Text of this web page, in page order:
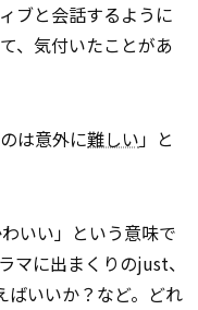
ブと会話するように
、気付いたことがあ
は意外に難しい」と
いい」という意味で
マに出まくりのjust、
いいか？など。どれ